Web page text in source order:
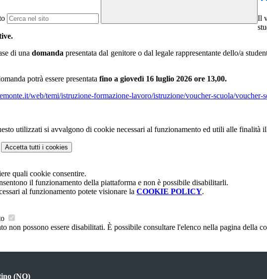
Il
di una domanda presentata dal genitore o dal legale rappresentante dello/a
potrà essere presentata fino a giovedì 16 luglio 2026 ore 13,00.
web/temi/istruzione-formazione-lavoro/istruzione/voucher-scuola/voucher-
utilizzati si avvalgono di cookie necessari al funzionamento ed utili alle finalità
Accetta tutti i cookies
quali cookie consentire.
il funzionamento della piattaforma e non è possibile disabilitarli.
al funzionamento potete visionare la COOKIE POLICY.
non possono essere disabilitati. È possibile consultare l'elenco nella pagina della
(NO)